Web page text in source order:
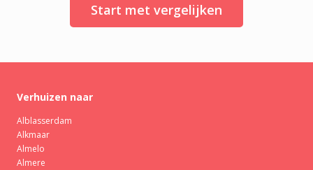
Start met vergelijken
Verhuizen naar
Alblasserdam
Alkmaar
Almelo
Almere